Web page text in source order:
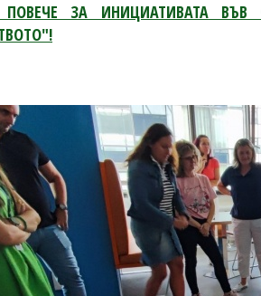
ПОВЕЧЕ ЗА ИНИЦИАТИВАТА ВЪВ